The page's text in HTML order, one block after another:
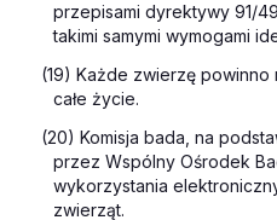
przepisami dyrektywy 91/
takimi samymi wymogami
(19) Każde zwierzę
całe życie.
(20) Komisja bada, na
przez Wspólny Ośrodek
wykorzystania
zwierząt.